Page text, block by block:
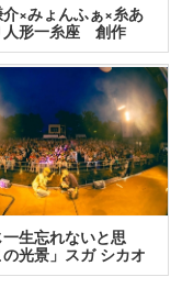
×みょんふぁ×糸あ
人形一糸座 創作
一生忘れないと思
の光景」スガ シカオ